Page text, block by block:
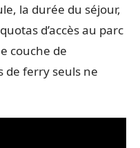
la durée du séjour,
d’accès au parc
couche de
de ferry seuls ne